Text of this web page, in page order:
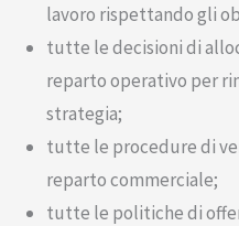
lavoro rispettando gli
tutte le decisioni di
reparto operativo per
strategia;
tutte le procedure di
reparto commerciale;
tutte le politiche di